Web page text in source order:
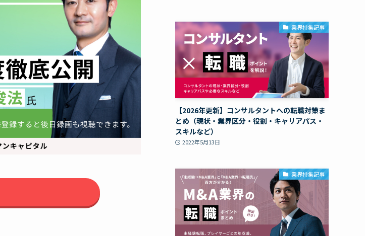
業界特集記事
【2026年更新】コンサルタントへの転職対策ま
とめ（現状・業界区分・役割・キャリアパス・
スキルなど）
2022年5月13日
業界特集記事